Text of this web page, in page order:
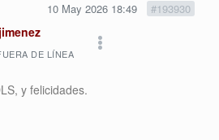
10 May 2026 18:49 #193930
DE LÍNEA
y felicidades.